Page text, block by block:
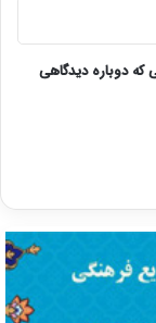
که دوباره دیدگاهی